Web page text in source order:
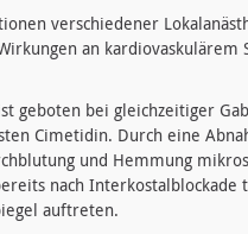
verschiedener
an kardiovaskulärem
geboten bei gleichzeitiger
Cimetidin. Durch eine
und Hemmung
nach Interkostalblockade
auftreten.